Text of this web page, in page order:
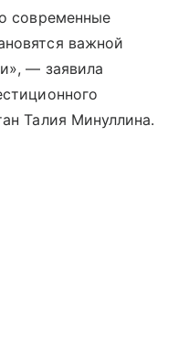
современные
важной
— заявила
Талия Минуллина.